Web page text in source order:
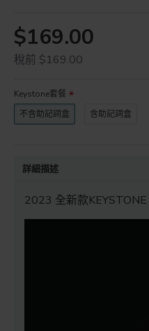
$169.00
稅前 $169.00
Keystone套餐
不含助記詞盒
含助記詞盒
詳細描述
2023 全新款